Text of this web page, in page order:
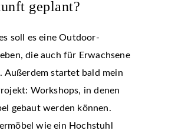
geplant?
soll es eine Outdoor-
die auch für Erwachsene
Außerdem startet bald mein
Workshops, in denen
gebaut werden können.
wie ein Hochstuhl